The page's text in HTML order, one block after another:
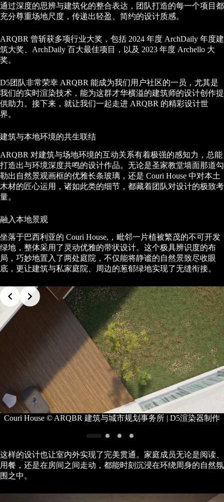
通过深度的思辨与建筑化的整合表达，团队打造的每一个项目都
充分尊重场地尺度，传递出轻盈、简约的设计质感。
ARQBR 曾斩获多项行业大奖，包括 2024 年度 ArchDaily 年度建
筑大奖、ArchDaily 百大最佳项目，以及 2023 年度 Archello 大
奖。
D5团队非常荣幸 ARQBR 能成为我们用户社区的一员，尤其是
我们的实时渲染技术，能为这群才华横溢的建筑师的设计创作提
供助力。接下来，就让我们一起走进 ARQBR 的精彩设计世
界。
建筑与本地环境的共生联结
ARQBR 对建筑与场地环境的互动关系有着极强的感知力，总能
打造出与环境深度共鸣的设计作品。无论是圣家教堂墙面那道勾
勒出自然景观画框的优雅长条玻璃，还是 Couri House 中对本土
木材的匠心运用，诸如此类的细节，都藏着团队对设计的极致考
量。
融入本地景观
坐落于巴西利亚的 Couri House,，毗邻一片植被繁茂的不可开发
绿地，整体采用了灵动优雅的带状设计。这个极具辨识度的布
局，巧妙地置入了两处庭院，不仅能将静谧的自然景致尽收眼
底，更让建筑与私家庭院、周边的葱郁绿地实现了无缝衔接。
染器制作 Couri House © ARQBR 建筑与城市规划事务所 | D5
Slide 2 of 4
这样的设计也让室内外实现了完美贯通。家庭成员无论是阅读、
用餐，还是在房间之间走动，都能时刻沉浸在环绕周身的自然氛
围之中。